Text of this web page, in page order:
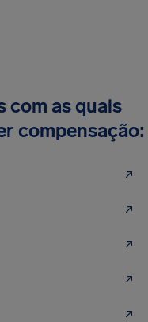
com as quais
compensação: